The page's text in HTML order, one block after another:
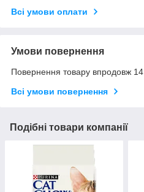
Всі умови оплати
Умови повернення
Повернення товару впродовж 14
Всі умови повернення
Подібні товари компанії